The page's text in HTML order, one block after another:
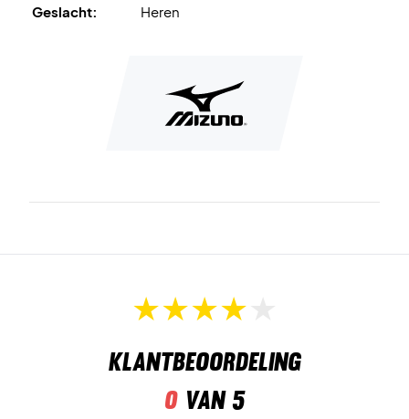
Kleur: Wit, blauw en lichtgroen met kleurrijke details.
Geslacht:
Heren
Klantbeoordeling
0van 5